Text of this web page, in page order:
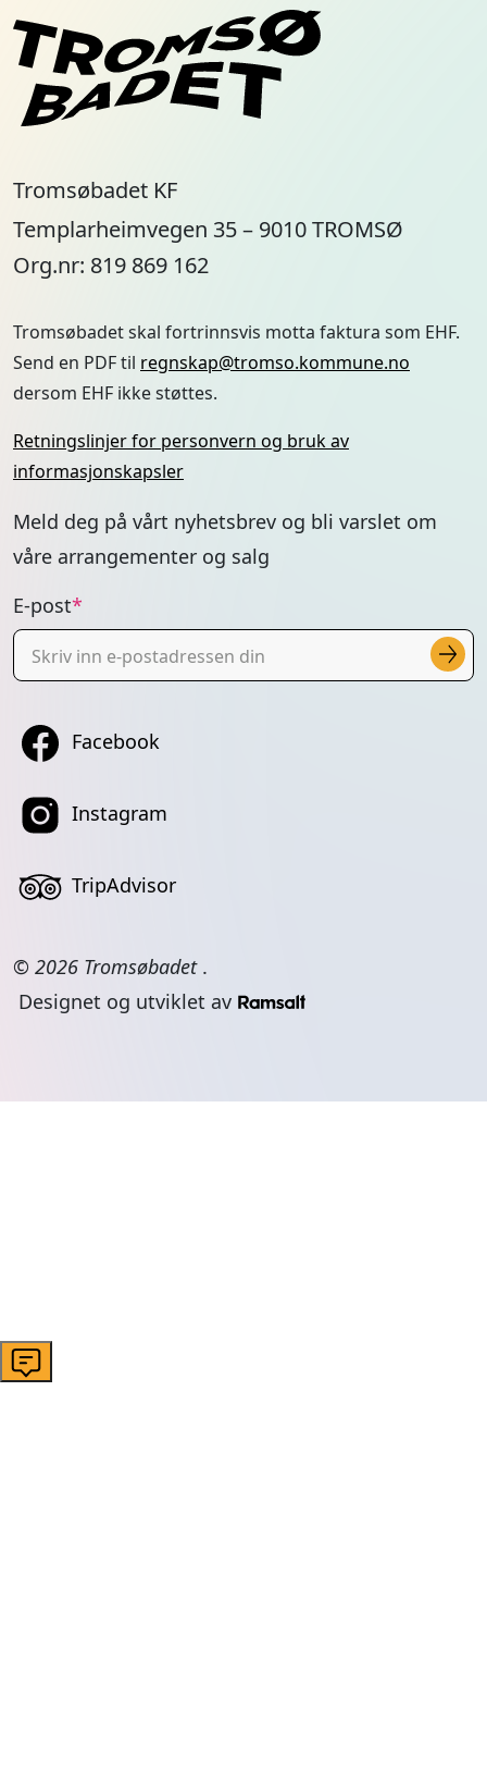
Tromsøbadet KF
Templarheimvegen 35 – 9010 TROMSØ
Org.nr: 819 869 162
Tromsøbadet skal fortrinnsvis motta faktura som EHF.
Send en PDF til regnskap@tromso.kommune.no
dersom EHF ikke støttes.
Retningslinjer for personvern og bruk av
informasjonskapsler
Meld deg på vårt nyhetsbrev og bli varslet om
våre arrangementer og salg
E-post
Facebook
Instagram
TripAdvisor
© 2026 Tromsøbadet .
Designet og utviklet av